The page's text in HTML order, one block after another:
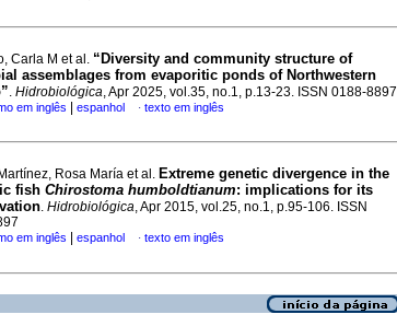
Carla M et al. “Diversity and community structure of
assemblages from evaporitic ponds of Northwestern
. Hidrobiológica, Apr 2025, vol.35, no.1, p.13-23. ISSN 0188-8897
em inglês espanhol · texto em inglês
Rosa María et al. Extreme genetic divergence in the
fish Chirostoma humboldtianum: implications for its
. Hidrobiológica, Apr 2015, vol.25, no.1, p.95-106. ISSN
em inglês espanhol · texto em inglês